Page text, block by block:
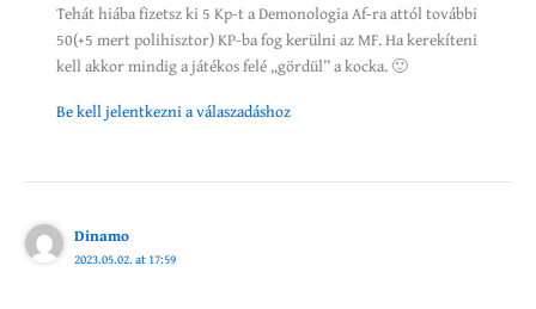
Tehát hiába fizetsz ki 5 Kp-t a Demonologia Af-ra attól további
50(+5 mert polihisztor) KP-ba fog kerülni az MF. Ha kerekíteni
kell akkor mindig a játékos felé „gördül” a kocka. 🙂
Be kell jelentkezni a válaszadáshoz
Dinamo
2023.05.02. at 17:59